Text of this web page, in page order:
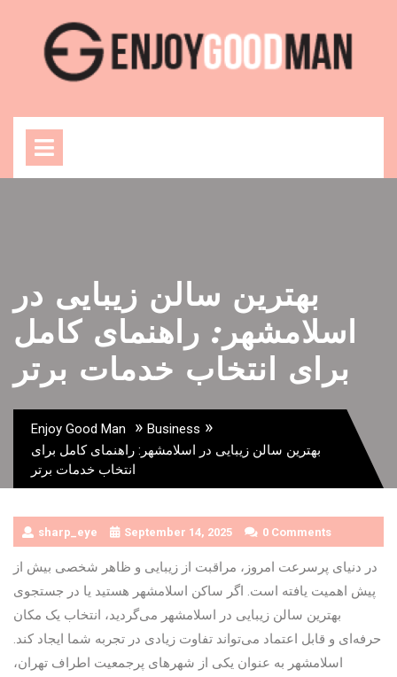
content
بهترین سالن زیبایی در
اسلامشهر: راهنمای کامل
برای انتخاب خدمات برتر
Enjoy Good Man » Business »
بهترین سالن زیبایی در اسلامشهر: راهنمای کامل برای
انتخاب خدمات برتر
sharp_eye September 14, 2025 0 Comments
در دنیای پرسرعت امروز، مراقبت از زیبایی و ظاهر شخصی بیش از
پیش اهمیت یافته است. اگر ساکن اسلامشهر هستید یا در جستجوی
بهترین سالن زیبایی در اسلامشهر می‌گردید، انتخاب یک مکان
حرفه‌ای و قابل اعتماد می‌تواند تفاوت زیادی در تجربه شما ایجاد کند.
اسلامشهر به عنوان یکی از شهرهای پرجمعیت اطراف تهران،